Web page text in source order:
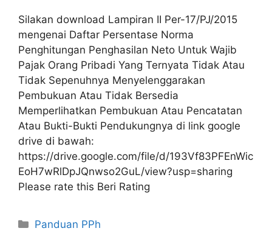
Silakan download Lampiran II Per-17/PJ/2015
mengenai Daftar Persentase Norma
Penghitungan Penghasilan Neto Untuk Wajib
Pajak Orang Pribadi Yang Ternyata Tidak Atau
Tidak Sepenuhnya Menyelenggarakan
Pembukuan Atau Tidak Bersedia
Memperlihatkan Pembukuan Atau Pencatatan
Atau Bukti-Bukti Pendukungnya di link google
drive di bawah:
https://drive.google.com/file/d/193Vf83PFEnWic
EoH7wRlDpJQnwso2GuL/view?usp=sharing
Please rate this Beri Rating
Kategori
Panduan PPh